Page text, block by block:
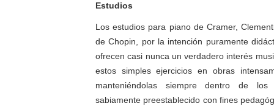
Estudios
Los estudios para piano de Cramer,
de Chopin, por la intención puramente
ofrecen casi nunca un verdadero interés
estos simples ejercicios en obras
manteniéndolas siempre dentro de
sabiamente preestablecido con fines